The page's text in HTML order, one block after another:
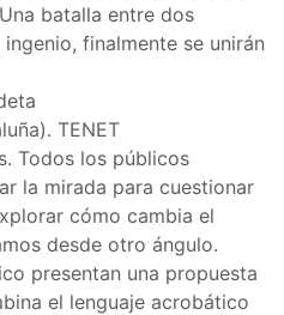
batalla entre dos
finalmente se unirán
TENET
Todos los públicos
la mirada para cuestionar
cómo cambia el
desde otro ángulo.
presentan una propuesta
el lenguaje acrobático